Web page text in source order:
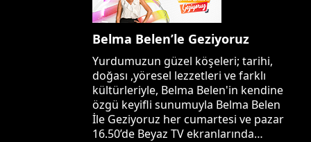
Belma Belen’le Geziyoruz
Yurdumuzun güzel köşeleri; tarihi,
doğası ,yöresel lezzetleri ve farklı
kültürleriyle, Belma Belen'in kendine
özgü keyifli sunumuyla Belma Belen
İle Geziyoruz her cumartesi ve pazar
16.50’de Beyaz TV ekranlarında…